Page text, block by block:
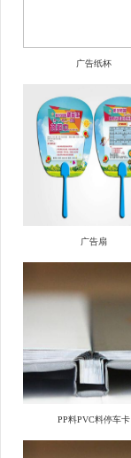
广告纸杯
广告扇
PP料PVC料停车卡